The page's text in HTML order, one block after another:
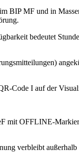
BIP MF und in
bedeutet
Code I auf der
mit OFFLINE-
verbleibt außerhalb